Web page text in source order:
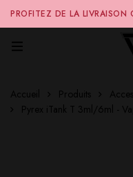
PROFITEZ DE LA
D'ACHAT SUR NOTRE SITE
Accueil Produits
Pyrex iTank T 3ml/6ml -